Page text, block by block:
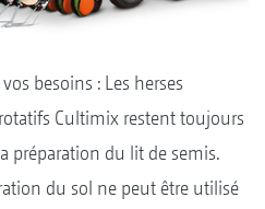
besoins : Les herses
Cultimix restent toujours
préparation du lit de semis.
du sol ne peut être utilisé